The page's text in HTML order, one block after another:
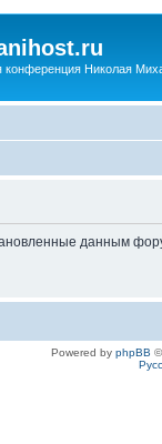
конференция Николая
данным
Powered by phpBB